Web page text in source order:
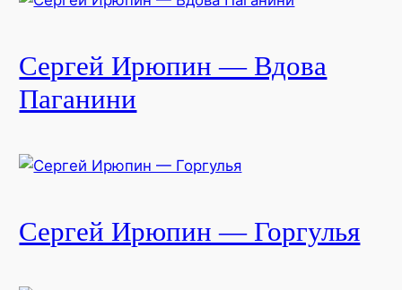
Сергей Ирюпин — Вдова
Паганини
Сергей Ирюпин — Горгулья